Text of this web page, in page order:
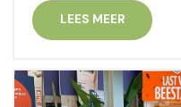
LEES MEER